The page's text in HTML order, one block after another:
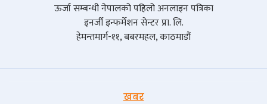
ऊर्जा सम्बन्धी नेपालको पहिलो अनलाइन पत्रिका
इनर्जी इन्फर्मेशन सेन्टर प्रा. लि.
हेमन्तमार्ग-११, बबरमहल, काठमाडौं
खबर